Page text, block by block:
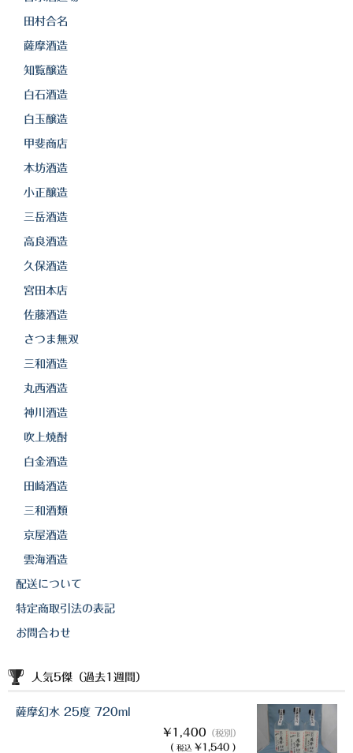
田村合名
薩摩酒造
知覧醸造
白石酒造
白玉醸造
甲斐商店
本坊酒造
小正醸造
三岳酒造
高良酒造
久保酒造
宮田本店
佐藤酒造
さつま無双
三和酒造
丸西酒造
神川酒造
吹上焼酎
白金酒造
田崎酒造
三和酒類
京屋酒造
雲海酒造
配送について
特定商取引法の表記
お問合わせ
人気5傑（過去1週間）
薩摩幻水 25度 720ml
¥1,400 （税別）
( 税込 ¥1,540 )